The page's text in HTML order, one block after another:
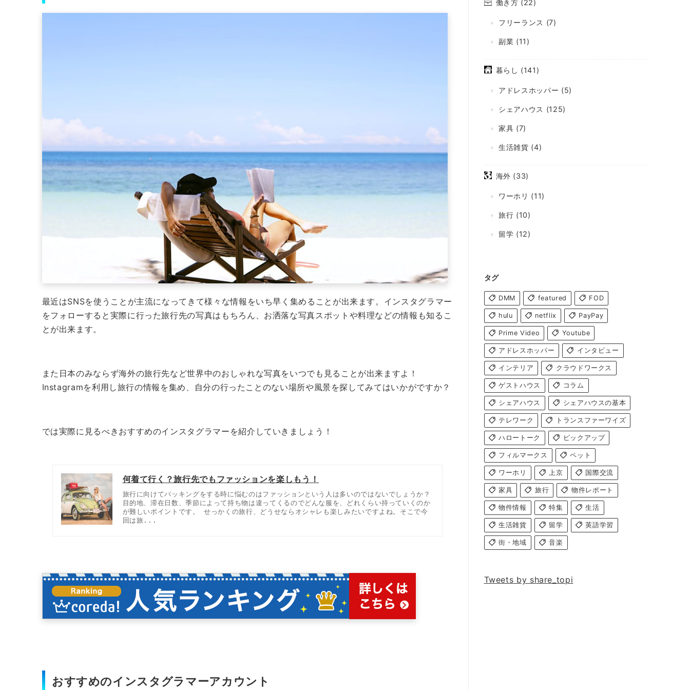
最近はSNSを使うことが主流になってきて様々な情報をいち早く集めることが出来ます。 インスタグラマー
をフォローすると実際に行った旅行先の写真はもちろん、お洒落な写真スポットや料理などの情報も知るこ
とが出来ます。
また日本のみならず海外の旅行先など世界中のおしゃれな写真をいつでも見ることが出来ますよ！
Instagramを利用し旅行の情報を集め、自分の行ったことのない場所や風景を探してみてはいかがですか？
では実際に見るべきおすすめのインスタグラマーを紹介していきましょう！
何着て行く？旅行先でもファッションを楽しもう！
旅行に向けてパッキングをする時に悩むのはファッションという人は多いのではないでしょうか？
目的地、滞在日数、季節によって持ち物は違ってくるのでどんな服を、どれくらい持っていくのか
が難しいポイントです。 せっかくの旅行、どうせならオシャレも楽しみたいですよね。そこで今
回は旅...
おすすめのインスタグラマーアカウント
働き方 (22)
フリーランス (7)
副業 (11)
暮らし (141)
アドレスホッパー (5)
シェアハウス (125)
家具 (7)
生活雑貨 (4)
海外 (33)
ワーホリ (11)
旅行 (10)
留学 (12)
タグ
DMM featured FOD
hulu netflix PayPay
Prime Video Youtube
アドレスホッパー インタビュー
インテリア クラウドワークス
ゲストハウス コラム
シェアハウス シェアハウスの基本
テレワーク トランスファーワイズ
ハロートーク ピックアップ
フィルマークス ペット
ワーホリ 上京 国際交流
家具 旅行 物件レポート
物件情報 特集 生活
生活雑貨 留学 英語学習
街・地域 音楽
Tweets by share_topi